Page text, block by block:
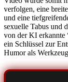
verfolgen, eine
und eine
sexuelle Tabus und
von der KI erkannte
ein Schlüssel zur
Humor als